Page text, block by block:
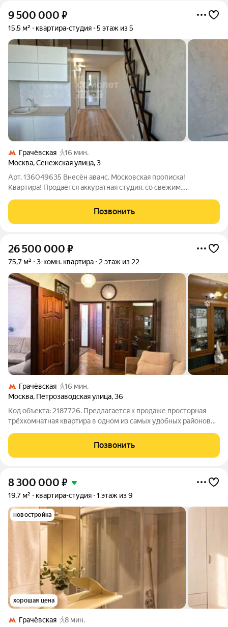
9 500 000 ₽
15,5 м² квартира-студия 5 этаж из 5
Грачёвская
16 мин.
Москва,Сенежская улица,3
Арт. 136049635 Внесён аванс. Московская прописка!
Квартира! Продаётся аккуратная студия, со свежим,
Моссельмаш и м. Коптево. Московская прописка. Не доля!
Отдельное помещение со своим входом и
Позвонить
26 500 000 ₽
75,7 м² 3-комн. квартира 2 этаж из 22
Грачёвская
16 мин.
Москва, Петрозаводская улица,36
Код объекта: 2187726. Предлагается к продаже просторная
трёхкомнатная квартира в одном из самых удобных районов
распашонка на две стороны света, комнаты все раздельные,
правильной форм, лоджия
Позвонить
8 300 000 ₽
19,7 м² квартира-студия 1 этаж из 9
новостройка
хорошая цена
Грачёвская
8 мин.